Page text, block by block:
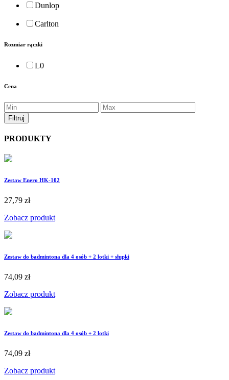
Dunlop
Carlton
Rozmiar rączki
L0
Cena
PRODUKTY
Zestaw Enero HK-102
27,79 zł
Zobacz produkt
Zestaw do badmintona dla 4 osób + 2 lotki + słupki
74,09 zł
Zobacz produkt
Zestaw do badmintona dla 4 osób + 2 lotki
74,09 zł
Zobacz produkt